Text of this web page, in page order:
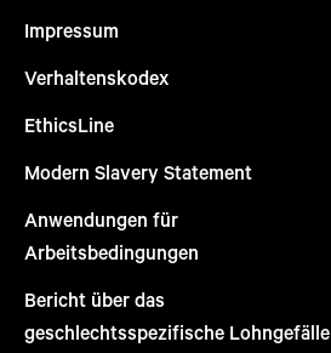
Impressum
Verhaltenskodex
EthicsLine
Modern Slavery Statement
Anwendungen für
Arbeitsbedingungen
Bericht über das
geschlechtsspezifische Lohngefälle